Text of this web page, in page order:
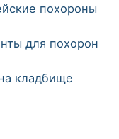
похороны
для похорон
кладбище